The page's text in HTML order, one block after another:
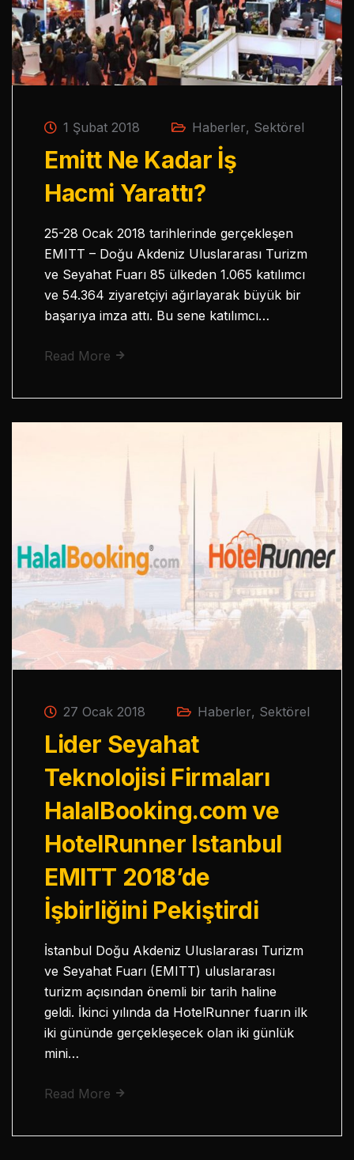
1 Şubat 2018 Haberler, Sektörel
Emitt Ne Kadar İş
Hacmi Yarattı?
25-28 Ocak 2018 tarihlerinde gerçekleşen
EMITT – Doğu Akdeniz Uluslararası Turizm
ve Seyahat Fuarı 85 ülkeden 1.065 katılımcı
ve 54.364 ziyaretçiyi ağırlayarak büyük bir
başarıya imza attı. Bu sene katılımcı…
Read More
27 Ocak 2018 Haberler, Sektörel
Lider Seyahat
Teknolojisi Firmaları
HalalBooking.com ve
HotelRunner Istanbul
EMITT 2018’de
İşbirliğini Pekiştirdi
İstanbul Doğu Akdeniz Uluslararası Turizm
ve Seyahat Fuarı (EMITT) uluslararası
turizm açısından önemli bir tarih haline
geldi. İkinci yılında da HotelRunner fuarın ilk
iki gününde gerçekleşecek olan iki günlük
mini…
Read More